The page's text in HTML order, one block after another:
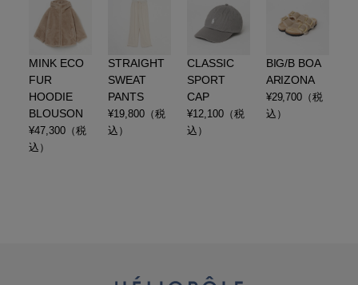
MINK ECO
FUR
HOODIE
BLOUSON
¥47,300（税
込）
STRAIGHT
SWEAT
PANTS
¥19,800（税
込）
CLASSIC
SPORT
CAP
¥12,100（税
込）
BIG/B BOA
ARIZONA
¥29,700 （税
込）